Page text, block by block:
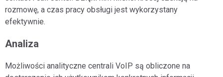
rozmowę, a czas pracy obsługi jest wykorzystany
efektywnie.
Analiza
Możliwości analityczne centrali VoIP są obliczone na